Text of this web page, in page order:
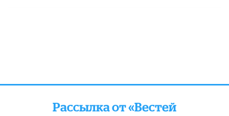
Рассылка от «Вестей